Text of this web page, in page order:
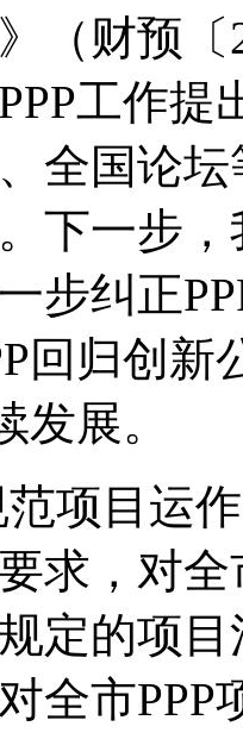
（财预
工作
全国论
下一步
步纠正
回归创
发展。
目运作
求，对
定的项
全市